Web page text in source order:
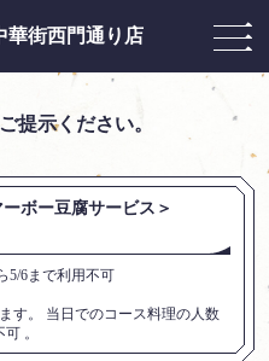
街西門通り店
提示ください。
ボー豆腐サービス＞
5/6まで利用不可
す。 当日でのコース料理の人数
。